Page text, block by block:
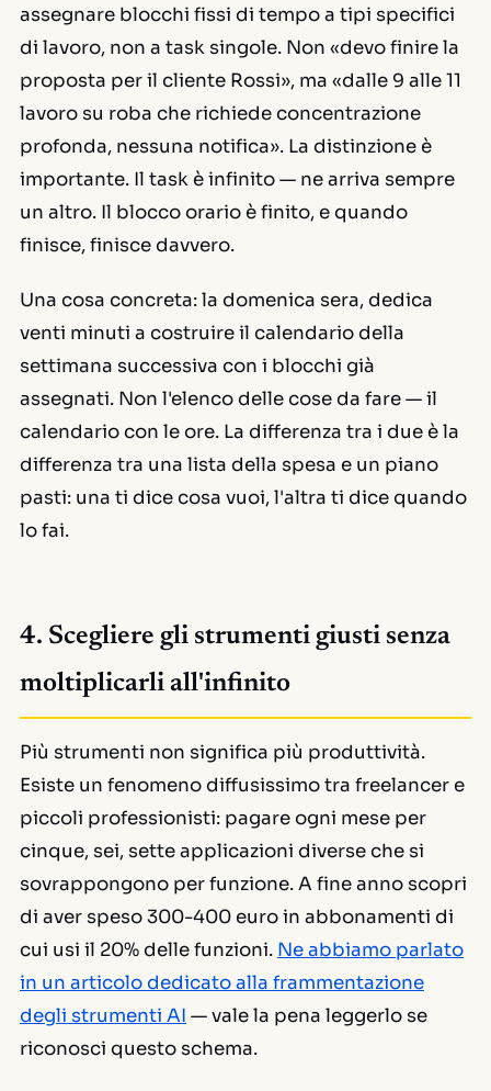
assegnare blocchi fissi di tempo a tipi specifici
di lavoro, non a task singole. Non «devo finire la
proposta per il cliente Rossi», ma «dalle 9 alle 11
lavoro su roba che richiede concentrazione
profonda, nessuna notifica». La distinzione è
importante. Il task è infinito — ne arriva sempre
un altro. Il blocco orario è finito, e quando
finisce, finisce davvero.
Una cosa concreta: la domenica sera, dedica
venti minuti a costruire il calendario della
settimana successiva con i blocchi già
assegnati. Non l'elenco delle cose da fare — il
calendario con le ore. La differenza tra i due è la
differenza tra una lista della spesa e un piano
pasti: una ti dice cosa vuoi, l'altra ti dice quando
lo fai.
4. Scegliere gli strumenti giusti senza
moltiplicarli all'infinito
Più strumenti non significa più produttività.
Esiste un fenomeno diffusissimo tra freelancer e
piccoli professionisti: pagare ogni mese per
cinque, sei, sette applicazioni diverse che si
sovrappongono per funzione. A fine anno scopri
di aver speso 300-400 euro in abbonamenti di
cui usi il 20% delle funzioni. Ne abbiamo parlato
in un articolo dedicato alla frammentazione
degli strumenti AI — vale la pena leggerlo se
riconosci questo schema.